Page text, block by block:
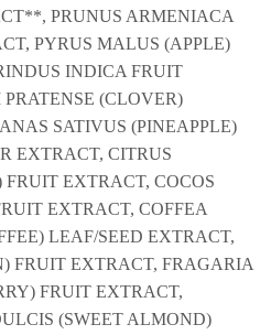
PRUNUS ARMENIACA
PYRUS MALUS (APPLE)
INDICA FRUIT
(CLOVER)
SATIVUS (PINEAPPLE)
EXTRACT, CITRUS
EXTRACT, COCOS
EXTRACT, COFFEA
LEAF/SEED EXTRACT,
FRUIT EXTRACT, FRAGARIA
FRUIT EXTRACT,
(SWEET ALMOND)